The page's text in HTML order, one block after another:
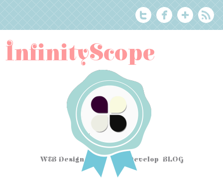
InfinityScope
WEB Design Tips Develop BLOG